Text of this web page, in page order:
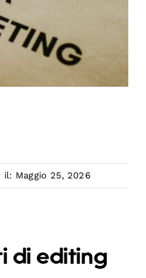
il: Maggio 25, 2026
di editing